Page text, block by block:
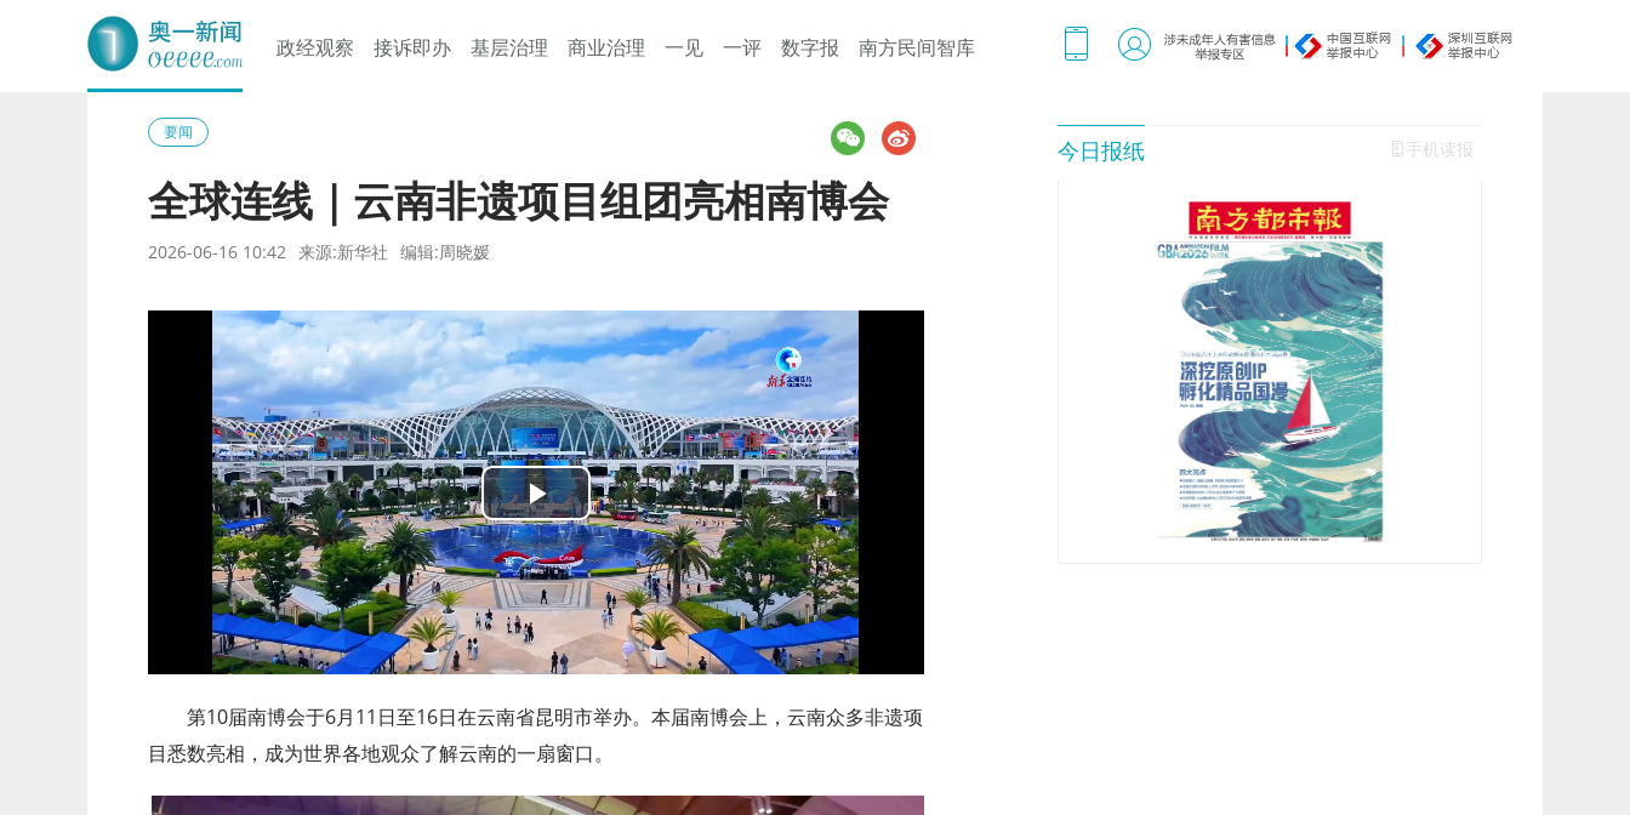
奥一网
政经观察 接诉即办 基层治理 商业治理 一见 一评 数字报 南方民间智库
要闻
全球连线｜云南非遗项目组团亮相南博会
2026-06-16 10:42 来源:新华社 编辑:周晓媛
Play
Video
第10届南博会于6月11日至16日在云南省昆明市举办。本届南博会上，云南众多非遗项
目悉数亮相，成为世界各地观众了解云南的一扇窗口。
今日报纸 手机读报